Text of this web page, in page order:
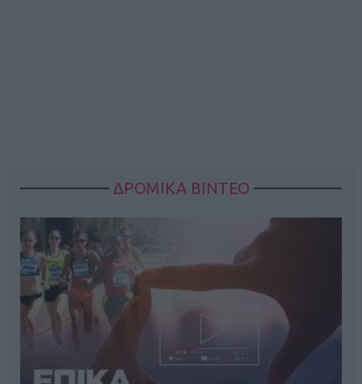
ΔΡΟΜΙΚΑ ΒΙΝΤΕΟ